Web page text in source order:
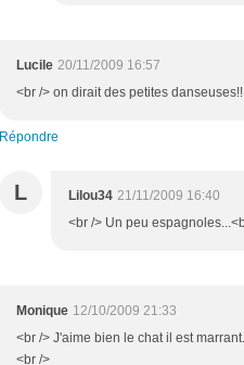
Lucile 20/11/2009 16:57
<br /> on dirait des petites
Répondre
L Lilou34 21/11/2009 16:40
<br /> Un peu
Monique 12/10/2009 21:33
<br /> J'aime bien le chat il est
<br />